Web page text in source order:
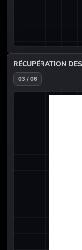
RÉCUPÉRATION
03 / 06